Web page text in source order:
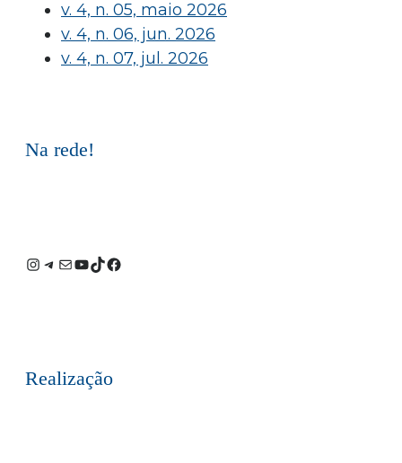
v. 4, n. 05, maio 2026
v. 4, n. 06, jun. 2026
v. 4, n. 07, jul. 2026
Na rede!
Instagram
Telegram
E-Youtube
TikTok
Facebook
Realização